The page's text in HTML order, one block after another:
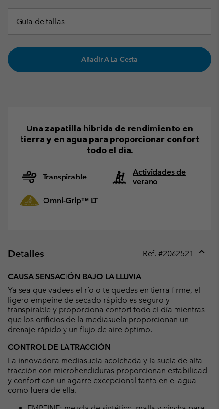
Guía de tallas
Añadir A La Cesta
Una zapatilla híbrida de rendimiento en
tierra y en agua para proporcionar confort
todo el día.
Transpirable
Actividades de
verano
Omni-Grip™ LT
Detalles Ref. #2062521
CAUSA SENSACIÓN BAJO LA LLUVIA
Ya sea que vadees el río o te quedes en tierra firme, el
ligero empeine de secado rápido es seguro y
transpirable y proporciona confort todo el día mientras
que los orificios de la mediasuela proporcionan un
drenaje rápido y un flujo de aire óptimo.
CONTROL DE LA TRACCIÓN
La innovadora mediasuela acolchada y la suela de alta
tracción con microhendiduras proporcionan estabilidad
y confort con un agarre excepcional tanto en el agua
como fuera de ella.